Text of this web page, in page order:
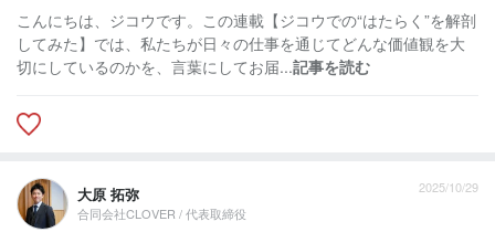
こんにちは、ジコウです。この連載【ジコウでの“はたらく”を解剖
してみた】では、私たちが日々の仕事を通じてどんな価値観を大
切にしているのかを、言葉にしてお届...記事を読む
大原 拓弥
合同会社CLOVER / 代表取締役
2025/10/29